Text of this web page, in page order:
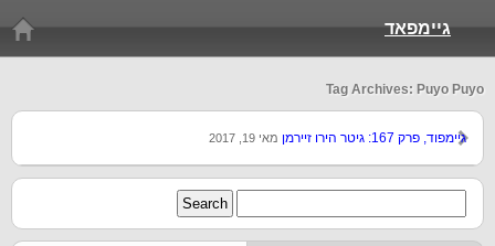
גיימפאד
Tag Archives: Puyo Puyo
גיימפוד, פרק 167: גיטר הירו זיירמן מאי 19, 2017